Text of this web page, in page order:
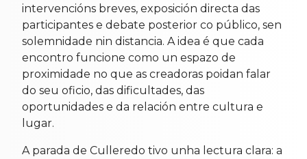
intervencións breves, exposición directa das
participantes e debate posterior co público, sen
solemnidade nin distancia. A idea é que cada
encontro funcione como un espazo de
proximidade no que as creadoras poidan falar
do seu oficio, das dificultades, das
oportunidades e da relación entre cultura e
lugar.
A parada de Culleredo tivo unha lectura clara: a